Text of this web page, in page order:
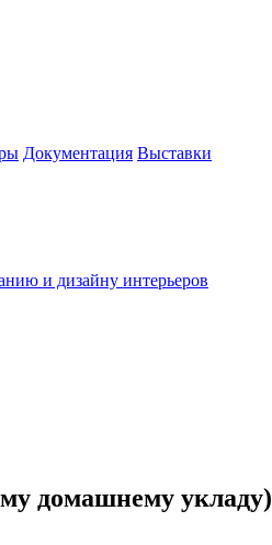
Документация Выставки
и дизайну интерьеров
домашнему укладу)